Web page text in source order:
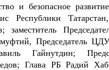
и безопасное
Республики
заместитель
Председатель
Гайнутдин;
Глава РБ Радий